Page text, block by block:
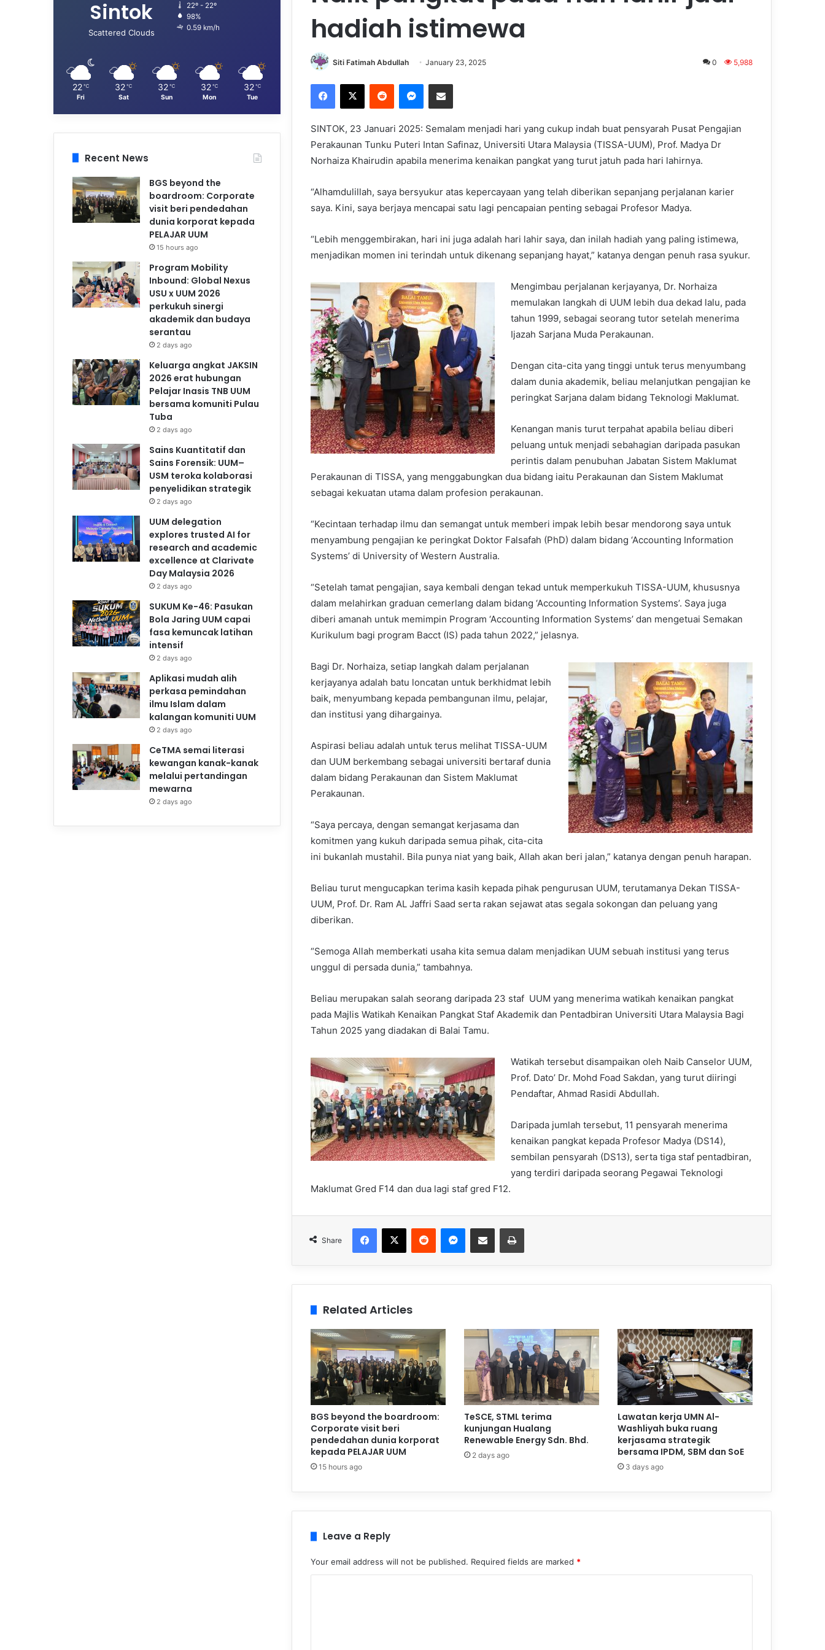
hadiah istimewa
Siti Fatimah Abdullah January 23, 2025 0 5,988
SINTOK, 23 Januari 2025: Semalam menjadi hari yang cukup indah buat pensyarah Pusat Pengajian
Perakaunan Tunku Puteri Intan Safinaz, Universiti Utara Malaysia (TISSA-UUM), Prof. Madya Dr
Norhaiza Khairudin apabila menerima kenaikan pangkat yang turut jatuh pada hari lahirnya.
“Alhamdulillah, saya bersyukur atas kepercayaan yang telah diberikan sepanjang perjalanan karier
saya. Kini, saya berjaya mencapai satu lagi pencapaian penting sebagai Profesor Madya.
“Lebih menggembirakan, hari ini juga adalah hari lahir saya, dan inilah hadiah yang paling istimewa,
menjadikan momen ini terindah untuk dikenang sepanjang hayat,” katanya dengan penuh rasa syukur.
Mengimbau perjalanan kerjayanya, Dr. Norhaiza
memulakan langkah di UUM lebih dua dekad lalu, pada
tahun 1999, sebagai seorang tutor setelah menerima
Ijazah Sarjana Muda Perakaunan.
Dengan cita-cita yang tinggi untuk terus menyumbang
dalam dunia akademik, beliau melanjutkan pengajian ke
peringkat Sarjana dalam bidang Teknologi Maklumat.
Kenangan manis turut terpahat apabila beliau diberi
peluang untuk menjadi sebahagian daripada pasukan
perintis dalam penubuhan Jabatan Sistem Maklumat
Perakaunan di TISSA, yang menggabungkan dua bidang iaitu Perakaunan dan Sistem Maklumat
sebagai kekuatan utama dalam profesion perakaunan.
“Kecintaan terhadap ilmu dan semangat untuk memberi impak lebih besar mendorong saya untuk
menyambung pengajian ke peringkat Doktor Falsafah (PhD) dalam bidang ‘Accounting Information
Systems’ di University of Western Australia.
“Setelah tamat pengajian, saya kembali dengan tekad untuk memperkukuh TISSA-UUM, khususnya
dalam melahirkan graduan cemerlang dalam bidang ‘Accounting Information Systems’. Saya juga
diberi amanah untuk memimpin Program ‘Accounting Information Systems’ dan mengetuai Semakan
Kurikulum bagi program Bacct (IS) pada tahun 2022,” jelasnya.
Bagi Dr. Norhaiza, setiap langkah dalam perjalanan
kerjayanya adalah batu loncatan untuk berkhidmat lebih
baik, menyumbang kepada pembangunan ilmu, pelajar,
dan institusi yang dihargainya.
Aspirasi beliau adalah untuk terus melihat TISSA-UUM
dan UUM berkembang sebagai universiti bertaraf dunia
dalam bidang Perakaunan dan Sistem Maklumat
Perakaunan.
“Saya percaya, dengan semangat kerjasama dan
komitmen yang kukuh daripada semua pihak, cita-cita
ini bukanlah mustahil. Bila punya niat yang baik, Allah akan beri jalan,” katanya dengan penuh harapan.
Beliau turut mengucapkan terima kasih kepada pihak pengurusan UUM, terutamanya Dekan TISSA-
UUM, Prof. Dr. Ram AL Jaffri Saad serta rakan sejawat atas segala sokongan dan peluang yang
diberikan.
“Semoga Allah memberkati usaha kita semua dalam menjadikan UUM sebuah institusi yang terus
unggul di persada dunia,” tambahnya.
Beliau merupakan salah seorang daripada 23 staf UUM yang menerima watikah kenaikan pangkat
pada Majlis Watikah Kenaikan Pangkat Staf Akademik dan Pentadbiran Universiti Utara Malaysia Bagi
Tahun 2025 yang diadakan di Balai Tamu.
Watikah tersebut disampaikan oleh Naib Canselor UUM,
Prof. Dato’ Dr. Mohd Foad Sakdan, yang turut diiringi
Pendaftar, Ahmad Rasidi Abdullah.
Daripada jumlah tersebut, 11 pensyarah menerima
kenaikan pangkat kepada Profesor Madya (DS14),
sembilan pensyarah (DS13), serta tiga staf pentadbiran,
yang terdiri daripada seorang Pegawai Teknologi
Maklumat Gred F14 dan dua lagi staf gred F12.
Share
Related Articles
BGS beyond the boardroom:
Corporate visit beri
pendedahan dunia korporat
kepada PELAJAR UUM
15 hours ago
TeSCE, STML terima
kunjungan Hualang
Renewable Energy Sdn. Bhd.
2 days ago
Lawatan kerja UMN Al-
Washliyah buka ruang
kerjasama strategik
bersama IPDM, SBM dan SoE
3 days ago
Leave a Reply
Your email address will not be published. Required fields are marked *
Sintok
Scattered Clouds
22º - 22º
98%
0.59 km/h
22 ℃
Fri
32 ℃
Sat
32 ℃
Sun
32 ℃
Mon
32 ℃
Tue
Recent News
BGS beyond the
boardroom: Corporate
visit beri pendedahan
dunia korporat kepada
PELAJAR UUM
15 hours ago
Program Mobility
Inbound: Global Nexus
USU x UUM 2026
perkukuh sinergi
akademik dan budaya
serantau
2 days ago
Keluarga angkat JAKSIN
2026 erat hubungan
Pelajar Inasis TNB UUM
bersama komuniti Pulau
Tuba
2 days ago
Sains Kuantitatif dan
Sains Forensik: UUM–
USM teroka kolaborasi
penyelidikan strategik
2 days ago
UUM delegation
explores trusted AI for
research and academic
excellence at Clarivate
Day Malaysia 2026
2 days ago
SUKUM Ke-46: Pasukan
Bola Jaring UUM capai
fasa kemuncak latihan
intensif
2 days ago
Aplikasi mudah alih
perkasa pemindahan
ilmu Islam dalam
kalangan komuniti UUM
2 days ago
CeTMA semai literasi
kewangan kanak-kanak
melalui pertandingan
mewarna
2 days ago